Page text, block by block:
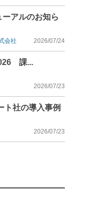
アルのお知ら
会社 2026/07/24
課...
2026/07/23
ト社の導入事例
2026/07/23